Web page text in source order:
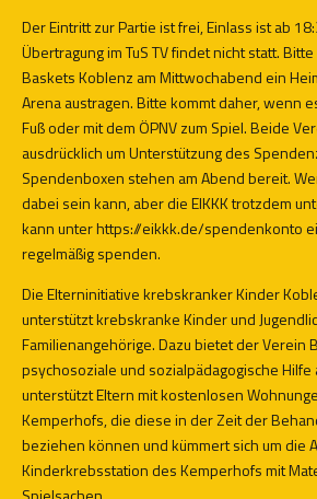
Der Eintritt zur Partie ist frei, Einlass ist ab
Übertragung im TuS TV findet nicht statt.
Baskets Koblenz am Mittwochabend ein
Arena austragen. Bitte kommt daher, wenn
Fuß oder mit dem ÖPNV zum Spiel. Beide
ausdrücklich um Unterstützung des
Spendenboxen stehen am Abend bereit.
dabei sein kann, aber die EIKKK trotzdem
kann unterhttps://eikkk.de/spendenkonto
regelmäßig spenden.
Die Elterninitiative krebskranker Kinder
unterstützt krebskranke Kinder und
Familienangehörige. Dazu bietet der Verein
psychosoziale und sozialpädagogische Hilfe
unterstützt Eltern mit kostenlosen
Kemperhofs, die diese in der Zeit der
beziehen können und kümmert sich um die
Kinderkrebsstation des Kemperhofs mit